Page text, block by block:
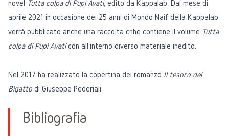
novel Tutta colpa di Pupi Avati, edito da Kappalab. Dal mese di
aprile 2021 in occasione dei 25 anni di Mondo Naif della Kappalab,
verrà pubblicato anche una raccolta chhe contiene il volume Tutta
colpa di Pupi Avaticon all'interno diverso materiale inedito.
Nel 2017 ha realizzato la copertina del romanzo Il tesoro del
Bigatto di Giuseppe Pederiali.
Bibliografia